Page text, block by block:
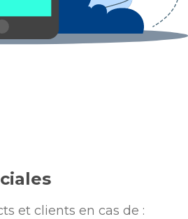
et clients en cas de :